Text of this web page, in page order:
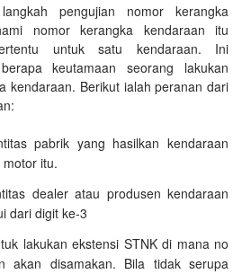
pengujian nomor kerangka
nomor kerangka kendaraan itu
untuk satu kendaraan. Ini
keutamaan seorang lakukan
kendaraan. Berikut ialah peranan dari
pabrik yang hasilkan kendaraan
itu.
dealer atau produsen kendaraan
dari digit ke-3
lakukan ekstensi STNK di mana no
akan disamakan. Bila tidak serupa